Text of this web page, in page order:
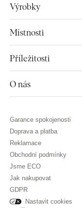
Výrobky
Místnosti
Příležitosti
O nás
Garance spokojenosti
Doprava a platba
Reklamace
Obchodní podmínky
Jsme ECO
Jak nakupovat
GDPR
Nastavit cookies